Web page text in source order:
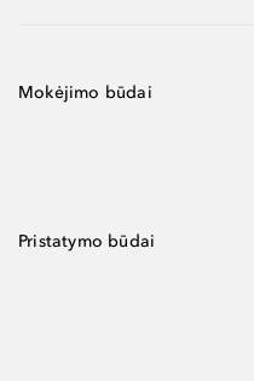
Mokėjimo būdai
Pristatymo būdai